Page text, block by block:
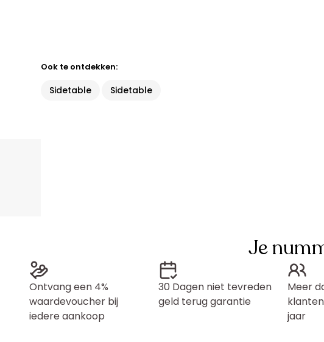
Ook te ontdekken:
Sidetable Sidetable
Je
Ontvang een 4%
waardevoucher bij
iedere aankoop
30 Dagen niet tevreden
geld terug garantie
Meer
jaar